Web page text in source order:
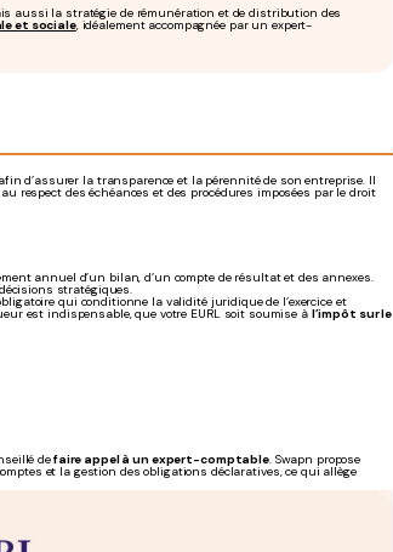
aussi la stratégie de rémunération et de distribution des
et sociale, idéalement accompagnée par un expert-
d’assurer la transparence et la pérennité de son entreprise. Il
respect des échéances et des procédures imposées par le droit
annuel d’un bilan, d’un compte de résultat et des annexes.
stratégiques.
qui conditionne la validité juridique de l’exercice et
est indispensable, que votre EURL soit soumise à l’impôt sur le
defaire appel à un expert-comptable. Swapn propose
et la gestion des obligations déclaratives, ce qui allège